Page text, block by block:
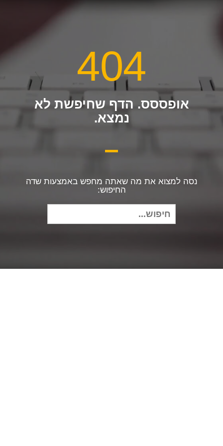
404
אופססס. הדף שחיפשת לא
נמצא.
נסה למצוא את מה שאתה מחפש באמצעות שדה
החיפוש:
חיפוש
עבור: